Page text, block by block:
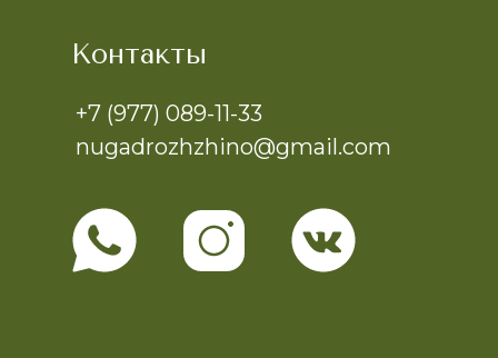
Контакты
+7 (977) 089-11-33
nugadrozhzhino@gmail.com